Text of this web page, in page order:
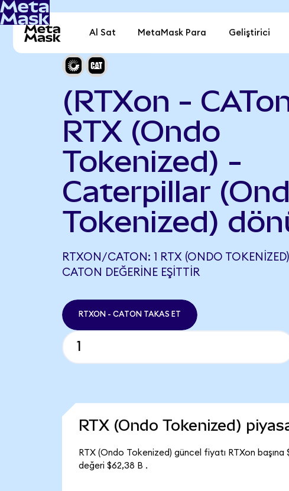
Al Sat MetaMask Para Geliştirici
(RTXon -
RTX (Ondo
Tokenized) -
Caterpillar
Tokenized)
RTXON/CATON: 1 RTX (ONDO
CATON DEĞERINE EŞITTIR
RTXON - CATON TAKAS ET
RTX (Ondo Tokenized)
RTX (Ondo Tokenized) güncel fiyatı RTXon
değeri $62,38 B .